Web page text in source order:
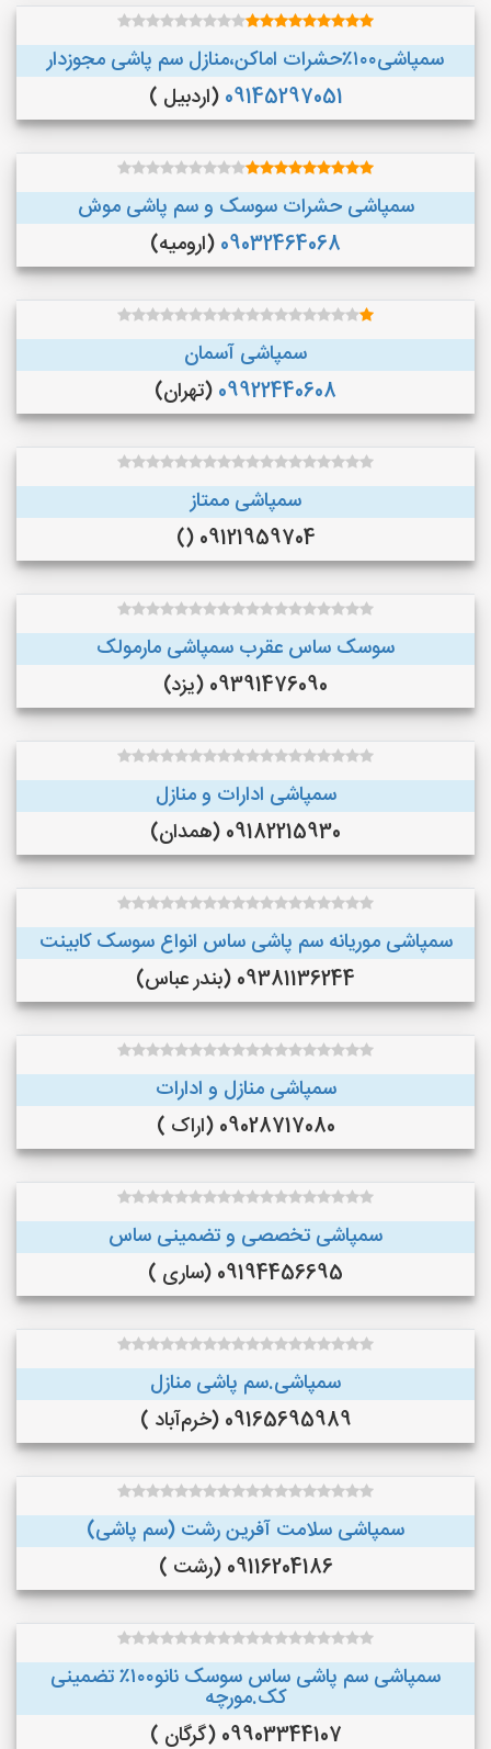
سمپاشی۱۰۰٪حشرات اماکن،منازل سم پاشی مجوزدار
09145297051 (اردبیل )
سمپاشی حشرات سوسک و سم پاشی موش
09032464068 (ارومیه)
سمپاشی آسمان
09922440608 (تهران)
سمپاشی ممتاز
09121959704 ()
سوسک ساس عقرب سمپاشی مارمولک
09391476090 (یزد)
سمپاشی ادارات و منازل
09182215930 (همدان)
سمپاشی موریانه سم پاشی ساس انواع سوسک کابینت
09381136244 (بندر عباس)
سمپاشی منازل و ادارات
09028717080 (اراک )
سمپاشی تخصصی و تضمینی ساس
09194456695 (ساری )
سمپاشی.سم پاشی منازل
09165695989 (خرم‌آباد )
سمپاشی سلامت آفرین رشت (سم پاشی)
09116204186 (رشت )
سمپاشی سم پاشی ساس سوسک نانو۱۰۰٪ تضمینی
کک.مورچه
09903344107 (گرگان )